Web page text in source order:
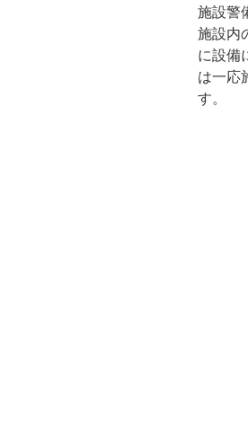
施設警
施設内
に設備
は一応
す。